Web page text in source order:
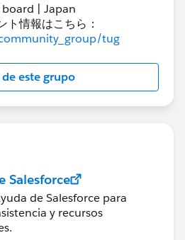
| Japan
ト情報はこちら：
tug
de este grupo
Salesforce
de Salesforce para
y recursos